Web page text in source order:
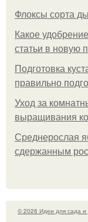
Флоксы сорта
Какое
статьи в новую
Подготовка
правильно
Уход за
выращивания
Среднерослая
сдержанным
© 2026 Идеи для сада и